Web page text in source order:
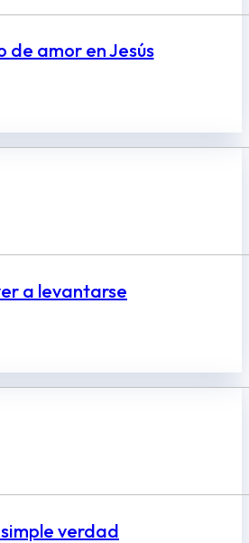
de amor en Jesús
a levantarse
verdad